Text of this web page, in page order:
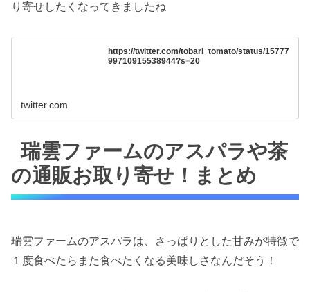
り寄せしたくなってきましたね
https://twitter.com/tobari_tomato/status/15777
99710915538944?s=20
twitter.com
瑞雲ファームのアスパラや茶
の通販お取り寄せ！まとめ
瑞雲ファームのアスパラは、さっぱりとした甘みが特徴で
１度食べたらまた食べたくなる美味しさなんだそう！